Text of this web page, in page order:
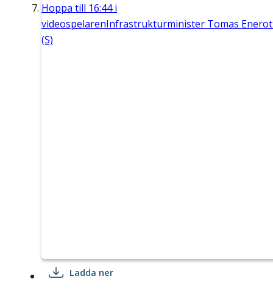
Hoppa till 16:44i
videospelarenInfrastrukturminister Tomas
(S)
Ladda ner